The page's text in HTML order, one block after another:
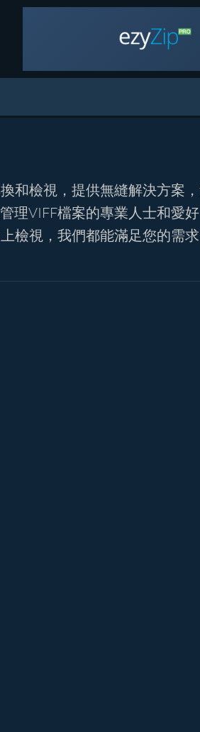
和檢視，提供無縫解決方案
理VIFF檔案的專業人士和愛好
檢視，我們都能滿足您的需求